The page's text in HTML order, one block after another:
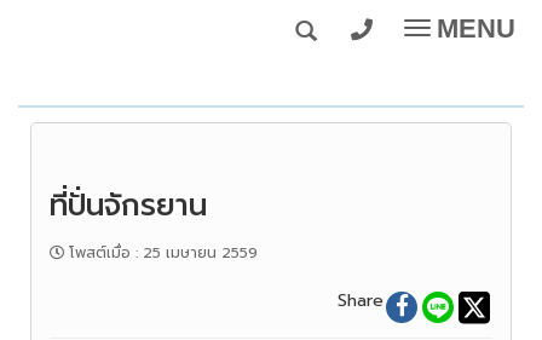
Toggle
MENU
ที่ปั่นจักรยาน
โพสต์เมื่อ : 25 เมษายน 2559
Share